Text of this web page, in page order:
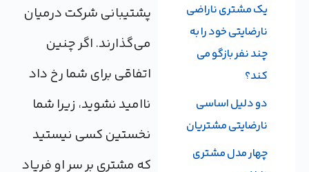
پشتیبانی شرکت درمیان
می‌گذارند. اگر چنین
اتفاقی برای شما رخ داد
ناامید نشوید، زیرا شما
نخستین کسی نیستید
که مشتری بر سر او فریاد
یک مشتری ناراضی
نارضایتی خود را به
چند نفر بازگو می
کند؟
دو دلیل اساسی
نارضایتی مشتریان
چهار مدل مشتری